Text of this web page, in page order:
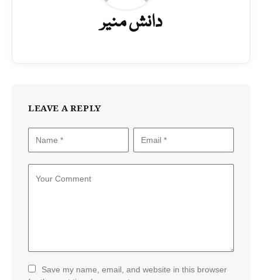
دانش منیر
LEAVE A REPLY
Save my name, email, and website in this browser